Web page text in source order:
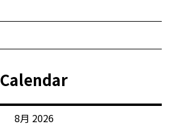
Calendar
8月 2026